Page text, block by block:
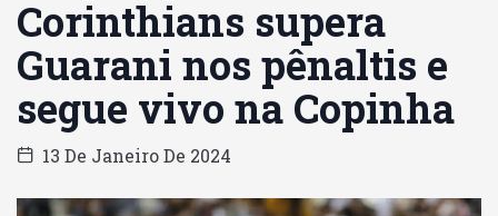
Corinthians supera
Guarani nos pênaltis e
segue vivo na Copinha
13 De Janeiro De 2024